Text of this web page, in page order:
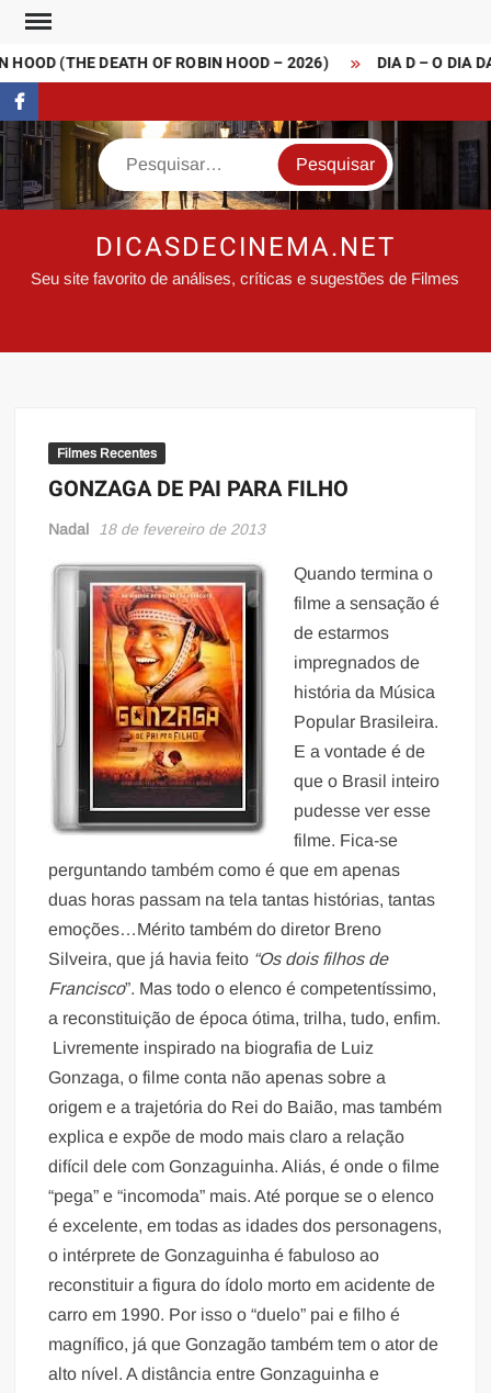
Skip
content(THE DEATH OF ROBIN HOOD – 2026) DIA D – O DIA
FaceBook
Search
DICASDECINEMA.NET
Seu site favorito de análises, críticas e sugestões de Filmes
Filmes Recentes
GONZAGA DE PAI PARA FILHO
Nadal 18 de fevereiro de 2013
Quando termina o
filme a sensação é
de estarmos
impregnados de
história da Música
Popular Brasileira.
E a vontade é de
que o Brasil inteiro
pudesse ver esse
filme. Fica-se
perguntando também como é que em apenas
duas horas passam na tela tantas histórias, tantas
emoções…Mérito também do diretor Breno
Silveira, que já havia feito “Os dois filhos de
Francisco”. Mas todo o elenco é competentíssimo,
a reconstituição de época ótima, trilha, tudo, enfim.
Livremente inspirado na biografia de Luiz
Gonzaga, o filme conta não apenas sobre a
origem e a trajetória do Rei do Baião, mas também
explica e expõe de modo mais claro a relação
difícil dele com Gonzaguinha. Aliás, é onde o filme
“pega” e “incomoda” mais. Até porque se o elenco
é excelente, em todas as idades dos personagens,
o intérprete de Gonzaguinha é fabuloso ao
reconstituir a figura do ídolo morto em acidente de
carro em 1990. Por isso o “duelo” pai e filho é
magnífico, já que Gonzagão também tem o ator de
alto nível. A distância entre Gonzaguinha e